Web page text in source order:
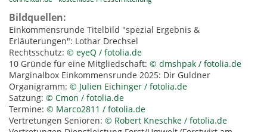
Bildquellen:
Einkommensrunde Titelbild "spezial Ergebnis &
Erläuterungen": Lothar Drechsel
Rechtsschutz: © eyeQ / fotolia.de
10 Gründe für eine Mitgliedschaft: © dmshpak / fotolia.de
Marginalbox Einkommensrunde 2025: Dir Guldner
Organigramm: © Julien Eichinger / fotolia.de
Satzung: © Cmon / fotolia.de
Termine: © Marco2811 / fotolia.de
Vertretungen Senioren: © Robert Kneschke / fotolia.de